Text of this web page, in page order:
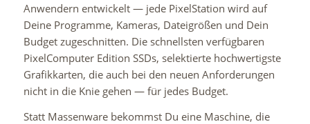
Anwendern entwickelt — jede PixelStation wird auf
Deine Programme, Kameras, Dateigrößen und Dein
Budget zugeschnitten. Die schnellsten verfügbaren
PixelComputer Edition SSDs, selektierte hochwertigste
Grafikkarten, die auch bei den neuen Anforderungen
nicht in die Knie gehen — für jedes Budget.
Statt Massenware bekommst Du eine Maschine, die